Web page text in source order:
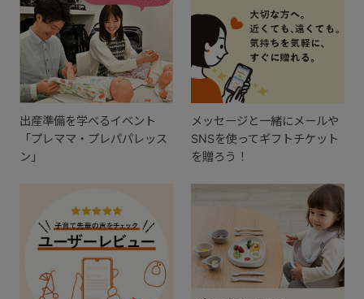
出産準備を学べるイベント
「プレママ・プレパパレッス
ン」
メッセージと一緒にメールや
SNSを使ってギフトチケット
を贈ろう！